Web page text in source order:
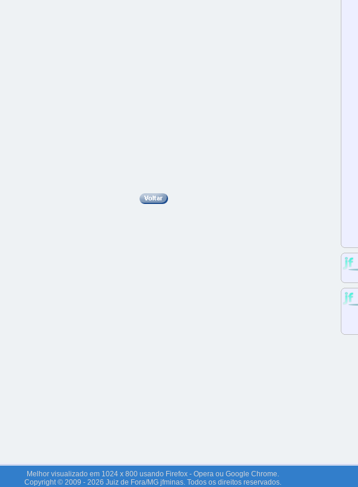
Melhor visualizado em 1024 x 800 usando Firefox - Opera ou Google Chrome.
Copyright © 2009 - 2026 Juiz de Fora/MG jfminas. Todos os direitos reservados.